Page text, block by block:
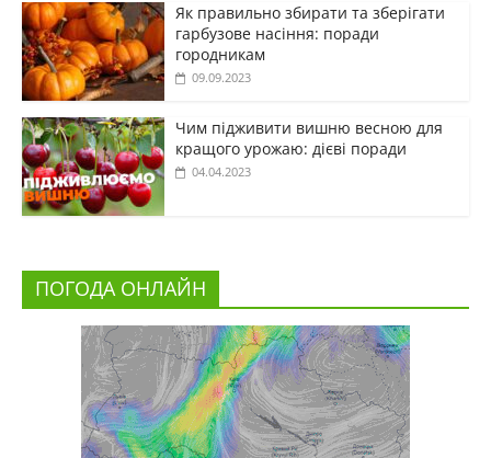
Як правильно збирати та зберігати
гарбузове насіння: поради
городникам
09.09.2023
Чим підживити вишню весною для
кращого урожаю: дієві поради
04.04.2023
ПОГОДА ОНЛАЙН